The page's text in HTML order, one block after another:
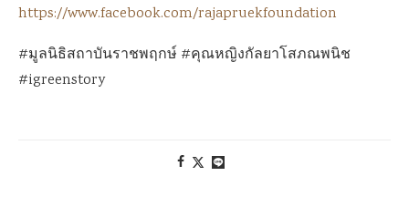
https://www.facebook.com/rajapruekfoundation
#มูลนิธิสถาบันราชพฤกษ์ #คุณหญิงกัลยาโสภณพนิช
#igreenstory